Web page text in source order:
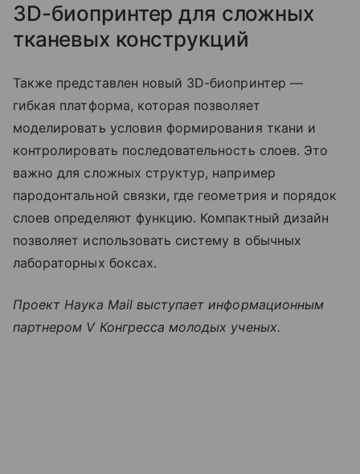
3D-биопринтер для сложных
тканевых конструкций
Также представлен новый 3D-биопринтер —
гибкая платформа, которая позволяет
моделировать условия формирования ткани и
контролировать последовательность слоев. Это
важно для сложных структур, например
пародонтальной связки, где геометрия и порядок
слоев определяют функцию. Компактный дизайн
позволяет использовать систему в обычных
лабораторных боксах.
Проект Наука Mail выступает информационным
партнером V Конгресса молодых ученых.